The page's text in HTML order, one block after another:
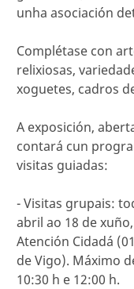
unha asociación
Complétase con
relixiosas,
xoguetes, cadros
A exposición,
contará cun
visitas guiadas:
- Visitas grupais:
abril ao 18 de
Atención Cidadá
de Vigo). Máximo
10:30 h e 12:00 h.